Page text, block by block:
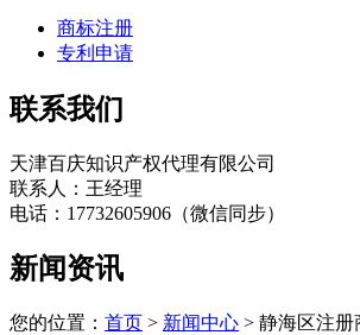
商标注册
专利申请
联系我们
天津百庆知识产权代理有限公司
联系人：王经理
电话：17732605906（微信同步）
新闻资讯
您的位置： 首页 > 新闻中心 > 静海区注